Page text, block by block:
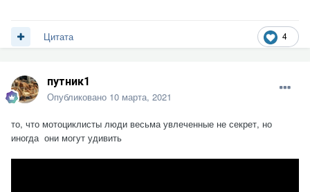
4
Цитата
путник1
Опубликовано 10 марта, 2021
то, что мотоциклисты люди весьма увлеченные не секрет, но
иногда они могут удивить